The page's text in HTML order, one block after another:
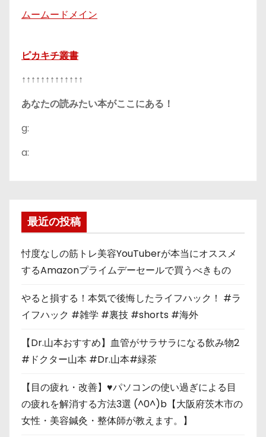
ムームードメイン
ピカキチ叢書
↑↑↑↑↑↑↑↑↑↑↑↑↑
あなたの読みたい本がここにある！
g:
a:
最近の投稿
忖度なしの筋トレ美容YouTuberが本当にオススメ
するAmazonプライムデーセールで買うべきもの
やると損する！本気で後悔したライフハック！ #ラ
イフハック #雑学 #裏技 #shorts #海外
【Dr.山本おすすめ】血管がサラサラになる飲み物2
#ドクター山本 #Dr.山本#緑茶
【目の疲れ・改善】♥パソコンの使い過ぎによる目
の疲れを解消する方法3選 (^0^)b【大阪府茨木市の
女性・美容鍼灸・整体師が教えます。】